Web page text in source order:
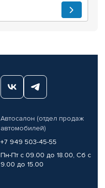
Автосалон (отдел продаж
автомобилей)
+7 949 503-45-55
Пн-Пт с 09.00 до 18.00, Сб с
9.00 до 15.00